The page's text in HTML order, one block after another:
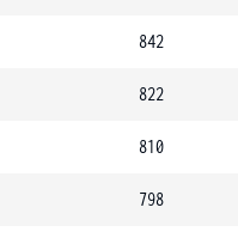
842
822
810
798